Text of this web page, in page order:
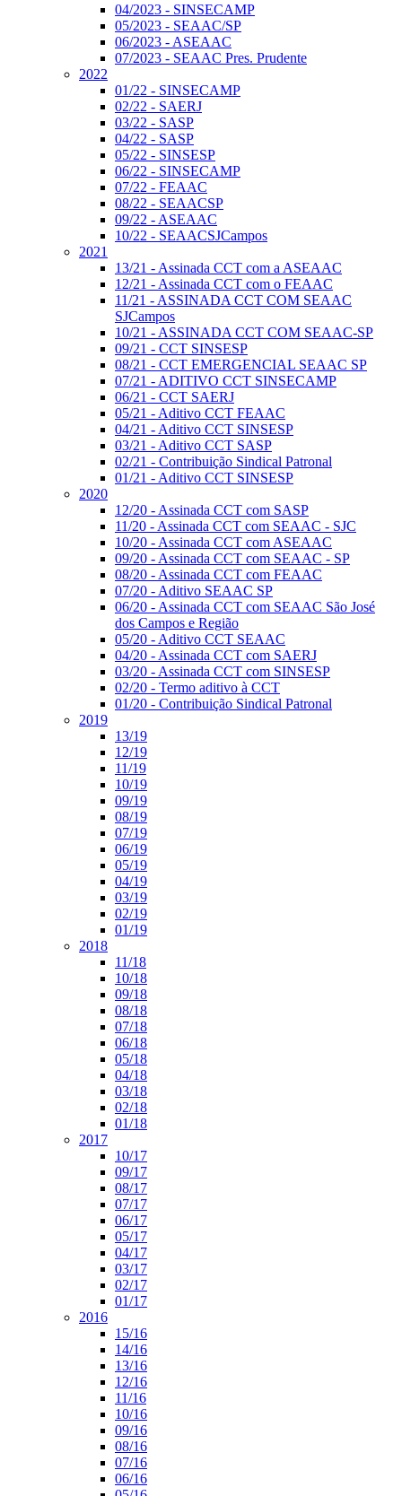
04/2023 - SINSECAMP
05/2023 - SEAAC/SP
06/2023 - ASEAAC
07/2023 - SEAAC Pres. Prudente
2022
01/22 - SINSECAMP
02/22 - SAERJ
03/22 - SASP
04/22 - SASP
05/22 - SINSESP
06/22 - SINSECAMP
07/22 - FEAAC
08/22 - SEAACSP
09/22 - ASEAAC
10/22 - SEAACSJCampos
2021
13/21 - Assinada CCT com a ASEAAC
12/21 - Assinada CCT com o FEAAC
11/21 - ASSINADA CCT COM SEAAC
SJCampos
10/21 - ASSINADA CCT COM SEAAC-SP
09/21 - CCT SINSESP
08/21 - CCT EMERGENCIAL SEAAC SP
07/21 - ADITIVO CCT SINSECAMP
06/21 - CCT SAERJ
05/21 - Aditivo CCT FEAAC
04/21 - Aditivo CCT SINSESP
03/21 - Aditivo CCT SASP
02/21 - Contribuição Sindical Patronal
01/21 - Aditivo CCT SINSESP
2020
12/20 - Assinada CCT com SASP
11/20 - Assinada CCT com SEAAC - SJC
10/20 - Assinada CCT com ASEAAC
09/20 - Assinada CCT com SEAAC - SP
08/20 - Assinada CCT com FEAAC
07/20 - Aditivo SEAAC SP
06/20 - Assinada CCT com SEAAC São José
dos Campos e Região
05/20 - Aditivo CCT SEAAC
04/20 - Assinada CCT com SAERJ
03/20 - Assinada CCT com SINSESP
02/20 - Termo aditivo à CCT
01/20 - Contribuição Sindical Patronal
2019
13/19
12/19
11/19
10/19
09/19
08/19
07/19
06/19
05/19
04/19
03/19
02/19
01/19
2018
11/18
10/18
09/18
08/18
07/18
06/18
05/18
04/18
03/18
02/18
01/18
2017
10/17
09/17
08/17
07/17
06/17
05/17
04/17
03/17
02/17
01/17
2016
15/16
14/16
13/16
12/16
11/16
10/16
09/16
08/16
07/16
06/16